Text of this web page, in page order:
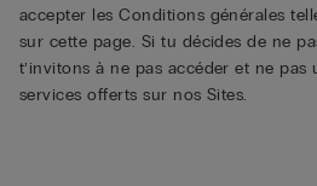
accepter les Conditions générales
sur cette page. Si tu décides de ne
t’invitons à ne pas accéder et ne
services offerts sur nos Sites.